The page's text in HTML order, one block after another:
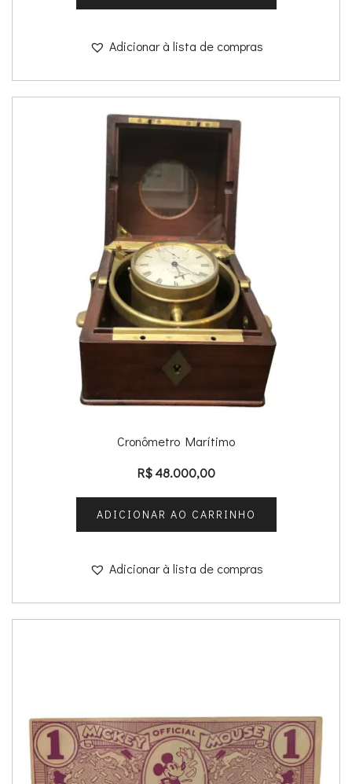
Adicionar à lista de compras
Cronômetro Marítimo
R$48.000,00
ADICIONAR AO CARRINHO
Adicionar à lista de compras